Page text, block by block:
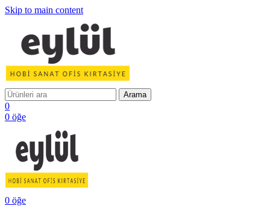
Skip to main content
Arama
0
0 öğe
0 öğe